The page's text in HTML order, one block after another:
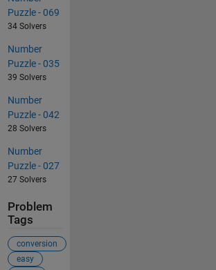
Puzzle - 069
34 Solvers
Number
Puzzle - 035
39 Solvers
Number
Puzzle - 042
28 Solvers
Number
Puzzle - 027
27 Solvers
Problem
Tags
conversion
easy